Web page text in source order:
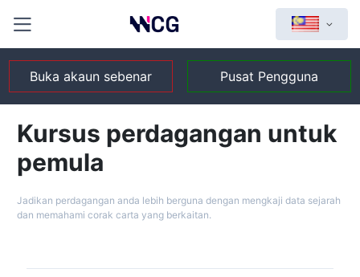
Buka akaun sebenar Pusat Pengguna
Kursus perdagangan untuk
pemula
Jadikan perdagangan anda lebih berguna dengan mengkaji data sejarah
dan memahami corak carta yang berkaitan.